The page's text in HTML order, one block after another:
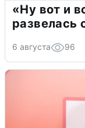
«Ну вот и
6 августа 96